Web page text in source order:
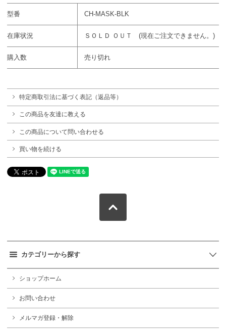
型番 CH-MASK-BLK
在庫状況 ＳＯＬＤ ＯＵＴ (現在ご注文できません。)
購入数 売り切れ
特定商取引法に基づく表記（返品等）
この商品を友達に教える
この商品について問い合わせる
買い物を続ける
カテゴリーから探す
ショップホーム
お問い合わせ
メルマガ登録・解除